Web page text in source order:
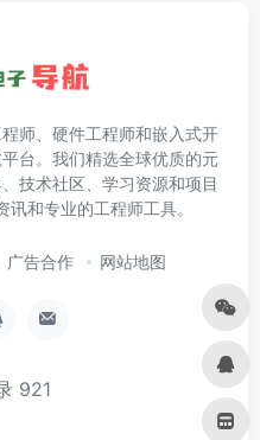
师、硬件工程师和嵌入式开
台。我们精选全球优质的元
技术社区、学习资源和项目
和专业的工程师工具。
广告合作 网站地图
921